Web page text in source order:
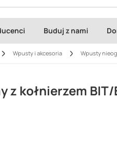
Buduj z nami
Wpusty i akcesoria Wpusty
kołnierzem BIT/